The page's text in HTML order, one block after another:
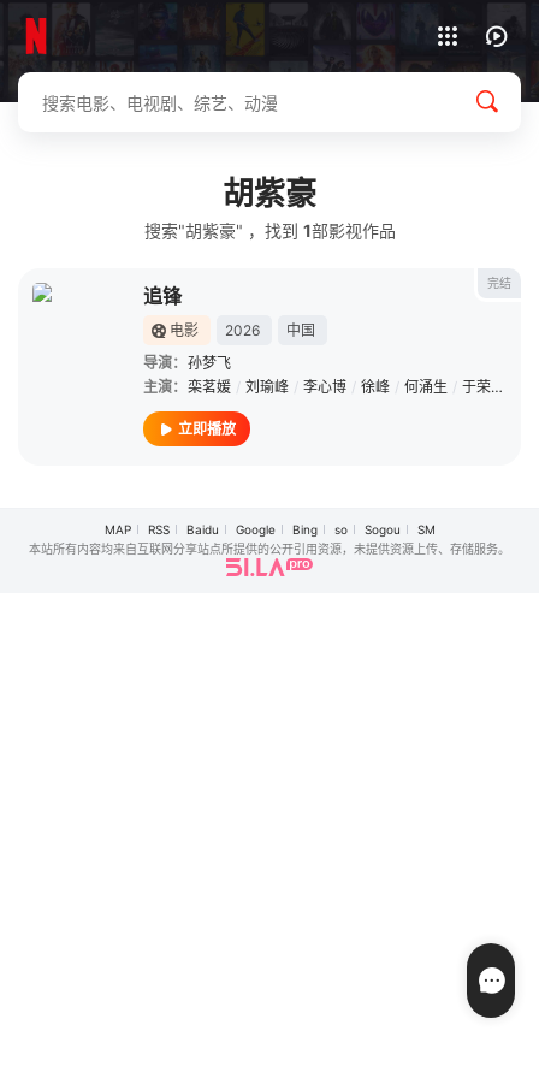
胡紫豪
搜索"胡紫豪" ，找到 1部影视作品
完结
追锋
电影 2026
中国
导演： 孙梦飞
主演： 栾茗媛 / 刘瑜峰 / 李心博 / 徐峰 / 何涌生 / 于荣光
立即播放
MAP RSS Baidu Google Bing so Sogou
SM
本站所有内容均来自互联网分享站点所提供的公开引用资源，未提供资源上传、存储服务。